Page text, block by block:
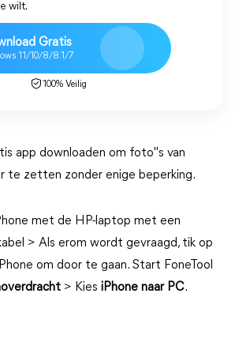
wilt.
Gratis
11/10/8/8.1/7
100% Veilig
app downloaden om foto"s van
te zetten zonder enige beperking.
met de HP-laptop met een
> Als erom wordt gevraagd, tik op
om door te gaan. Start FoneTool
> Kies iPhone naar PC.